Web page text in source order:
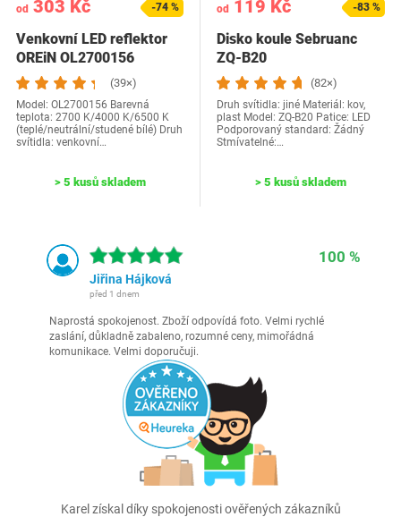
od 303 Kč -74 %
Venkovní LED reflektor
OREiN OL2700156
(39×)
Model: OL2700156 Barevná
teplota: 2700 K/4000 K/6500 K
(teplé/neutrální/studené bílé) Druh
svítidla: venkovní…
> 5 kusů skladem
od 119 Kč -83 %
Disko koule Sebruanc
ZQ-B20
(82×)
Druh svítidla: jiné Materiál: kov,
plast Model: ZQ-B20 Patice: LED
Podporovaný standard: Žádný
Stmívatelné:…
> 5 kusů skladem
100 %
Jiřina Hájková
před 1 dnem
Naprostá spokojenost. Zboží odpovídá foto. Velmi rychlé
zaslání, důkladně zabaleno, rozumné ceny, mimořádná
komunikace. Velmi doporučuji.
Karel získal díky spokojenosti ověřených zákazníků